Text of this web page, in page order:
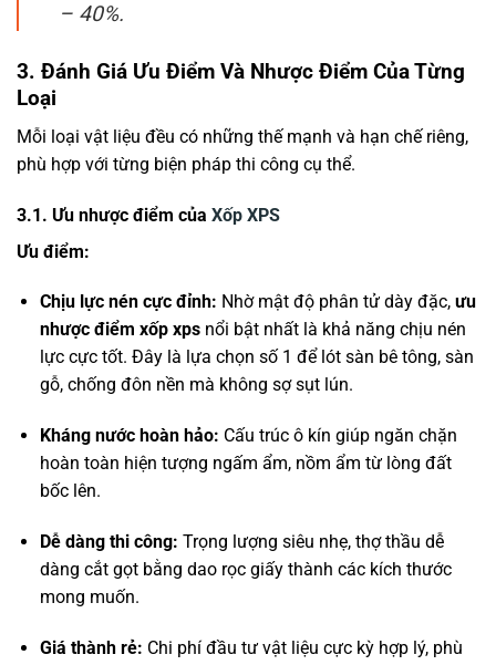
– 40%.
3. Đánh Giá Ưu Điểm Và Nhược Điểm Của Từng
Loại
Mỗi loại vật liệu đều có những thế mạnh và hạn chế riêng,
phù hợp với từng biện pháp thi công cụ thể.
3.1. Ưu nhược điểm của Xốp XPS
Ưu điểm:
Chịu lực nén cực đỉnh: Nhờ mật độ phân tử dày đặc, ưu
nhược điểm xốp xpsnổi bật nhất là khả năng chịu nén
lực cực tốt. Đây là lựa chọn số 1 để lót sàn bê tông, sàn
gỗ, chống đôn nền mà không sợ sụt lún.
Kháng nước hoàn hảo: Cấu trúc ô kín giúp ngăn chặn
hoàn toàn hiện tượng ngấm ẩm, nồm ẩm từ lòng đất
bốc lên.
Dễ dàng thi công: Trọng lượng siêu nhẹ, thợ thầu dễ
dàng cắt gọt bằng dao rọc giấy thành các kích thước
mong muốn.
Giá thành rẻ: Chi phí đầu tư vật liệu cực kỳ hợp lý, phù